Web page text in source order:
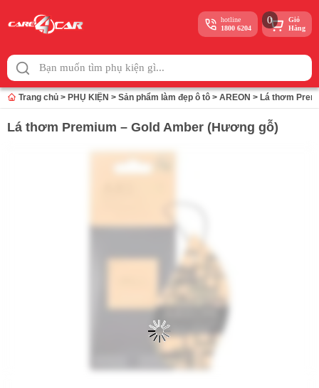
to
content
hotline
1800 6204
0
Giỏ
Hàng
Trang chủ > PHỤ KIỆN > Sản phẩm làm đẹp ô tô > AREON > Lá thơm
Lá thơm Premium – Gold Amber (Hương gỗ)